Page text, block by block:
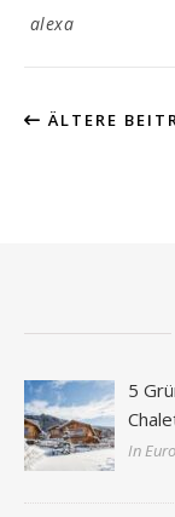
alexa
ÄLTERE
5
In